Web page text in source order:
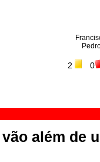
2 0
além de